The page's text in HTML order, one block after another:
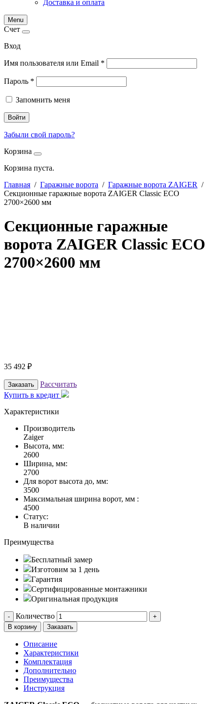
Доставка и оплата
Menu
Счет
Вход
Имя пользователя или Email *
Пароль *
Запомнить меня
Войти
Забыли свой пароль?
Корзина
Корзина пуста.
Главная / Гаражные ворота / Гаражные ворота ZAIGER /
Секционные гаражные ворота ZAIGER Classic ECO
2700×2600 мм
Секционные гаражные
ворота ZAIGER Classic ECO
2700×2600 мм
35 492 ₽
Заказать
Рассчитать
Купить в кредит
Характеристики
Производитель
Zaiger
Высота, мм:
2600
Ширина, мм:
2700
Для ворот высота до, мм:
3500
Максимальная ширина ворот, мм :
4500
Статус:
В наличии
Преимущества
Бесплатный замер
Изготовим за 1 день
Гарантия
Сертифицированные монтажники
Оригинальная продукция
- Количество
+
В корзину
Заказать
Описание
Характеристики
Комплектация
Дополнительно
Преимущества
Инструкция